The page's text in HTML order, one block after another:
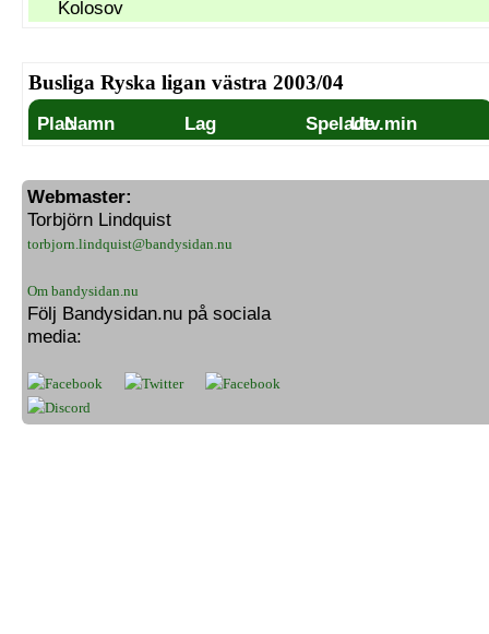
Kolosov
Busliga Ryska ligan västra 2003/04
PlacNamn Lag SpeladeUtv.min
Webmaster:
Torbjörn Lindquist
torbjorn.lindquist@bandysidan.nu
Om bandysidan.nu
Följ Bandysidan.nu på sociala
media: